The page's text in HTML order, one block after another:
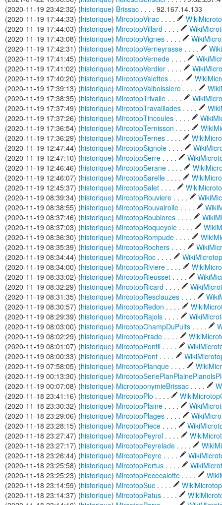
(2020-11-19 23:42:32) (historique) Brissac . . . . 92.167.14.133
(2020-11-19 17:44:33) (historique) MircotopVirac . . . .
(2020-11-19 17:44:03) (historique) MircotopVillard . . . .
(2020-11-19 17:43:08) (historique) MircotopVignes . . . .
(2020-11-19 17:42:31) (historique) MircotopVerrieyrasse . . . .
(2020-11-19 17:41:45) (historique) MircotopVernede . . . .
(2020-11-19 17:41:02) (historique) MircotopVerdier . . . .
(2020-11-19 17:40:20) (historique) MircotopValettes . . . .
(2020-11-19 17:39:13) (historique) MircotopValboissiere . . . .
(2020-11-19 17:38:35) (historique) MircotopTrivalle . . . .
(2020-11-19 17:37:49) (historique) MircotopTravaillades . . . .
(2020-11-19 17:37:26) (historique) MircotopTincoules . . . .
(2020-11-19 17:36:54) (historique) MircotopTernisson . . . .
(2020-11-19 17:36:29) (historique) MircotopTernes . . . .
(2020-11-19 12:47:44) (historique) MircotopSignole . . . .
(2020-11-19 12:47:10) (historique) MircotopSerre . . . .
(2020-11-19 12:46:46) (historique) MircotopSerane . . . .
(2020-11-19 12:46:07) (historique) MircotopSarelle . . . .
(2020-11-19 12:45:37) (historique) MircotopSalet . . . .
(2020-11-19 08:39:34) (historique) MircotopRouviere . . . .
(2020-11-19 08:38:55) (historique) MircotopRouvairolle . . . .
(2020-11-19 08:37:46) (historique) MircotopRoubiores . . . .
(2020-11-19 08:37:03) (historique) MircotopRoqueyole . . . .
(2020-11-19 08:36:30) (historique) MircotopRompude . . . .
(2020-11-19 08:35:39) (historique) MircotopRochers . . . .
(2020-11-19 08:34:44) (historique) MircotopRoc . . . .
(2020-11-19 08:34:00) (historique) MircotopRiviere . . . .
(2020-11-19 08:33:02) (historique) MircotopRieusset . . . .
(2020-11-19 08:32:29) (historique) MircotopRicard . . . .
(2020-11-19 08:31:35) (historique) MircotopResclauzes . . . .
(2020-11-19 08:30:57) (historique) MircotopRedon . . . .
(2020-11-19 08:29:39) (historique) MircotopRajols . . . .
(2020-11-19 08:03:00) (historique) MircotopChampDuPuits . . . .
(2020-11-19 08:02:29) (historique) MircotopPrade . . . .
(2020-11-19 08:01:07) (historique) MircotopPontil . . . .
(2020-11-19 08:00:33) (historique) MircotopPont . . . .
(2020-11-19 07:58:05) (historique) MircotopPlanque . . . .
(2020-11-19 00:13:30) (historique)
(2020-11-19 00:07:08) (historique) MicrotoponymieBrissac . . . .
(2020-11-18 23:41:16) (historique) MircotopPlo . . . .
(2020-11-18 23:30:32) (historique) MircotopPlaine . . . .
(2020-11-18 23:29:06) (historique) MircotopPlages . . . .
(2020-11-18 23:28:15) (historique) MircotopPiece . . . .
(2020-11-18 23:27:47) (historique) MircotopPeyrol . . . .
(2020-11-18 23:27:17) (historique) MircotopPeyrelade . . . .
(2020-11-18 23:26:44) (historique) MircotopPeyre . . . .
(2020-11-18 23:25:58) (historique) MircotopPertus . . . .
(2020-11-18 23:25:23) (historique) MircotopPececalotte . . . .
(2020-11-18 23:14:59) (historique) MircotopSuc . . . .
(2020-11-18 23:14:37) (historique) MircotopPatus . . . .